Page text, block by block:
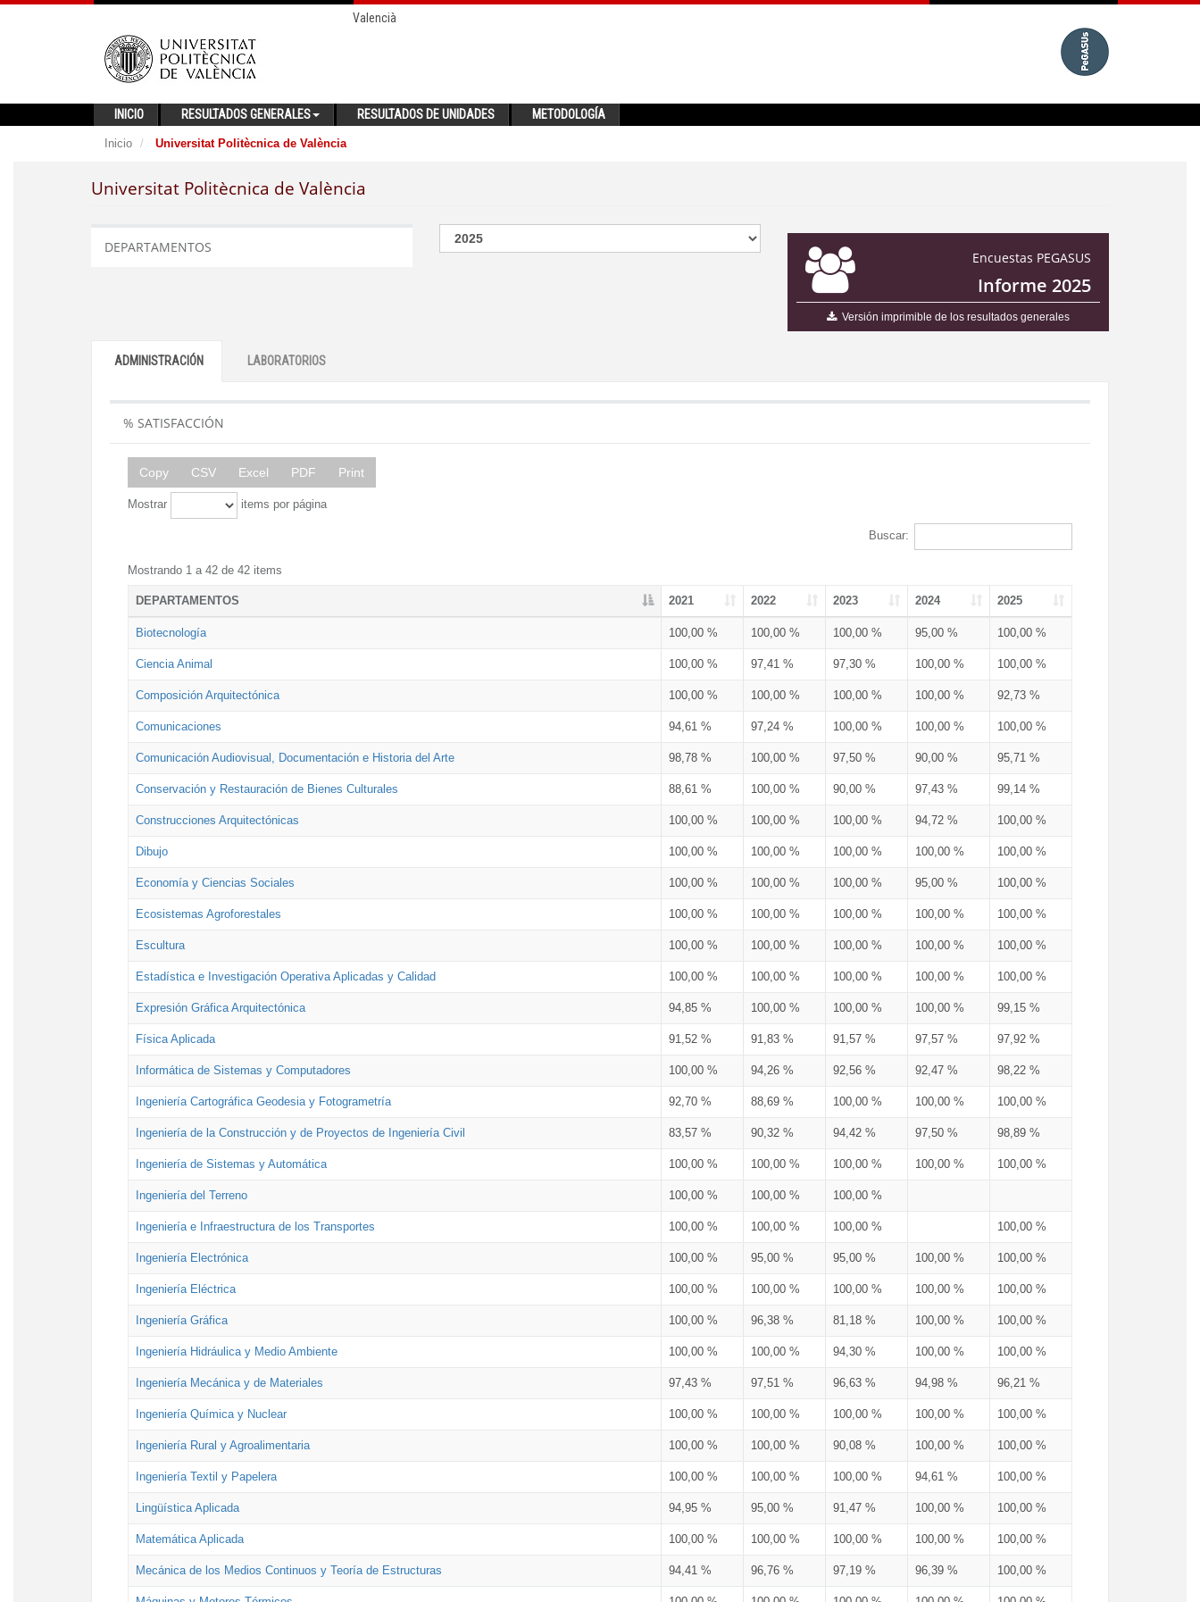
Valencià
INICIO RESULTADOS GENERALES RESULTADOS DE UNIDADES METODOLOGÍA
Inicio Universitat Politècnica de València
Universitat Politècnica de València
Encuestas PEGASUS
Informe 2025
Versión imprimible de los resultados generales
DEPARTAMENTOS
ADMINISTRACIÓN LABORATORIOS
% SATISFACCIÓN
Copy CSV Excel PDF Print
Mostrar items por página
Buscar:
Mostrando 1 a 42 de 42 items
DEPARTAMENTOS 2021 2022 2023 2024 2025
Biotecnología 100,00 % 100,00 % 100,00 % 95,00 % 100,00 %
Ciencia Animal 100,00 % 97,41 % 97,30 % 100,00 % 100,00 %
Composición Arquitectónica 100,00 % 100,00 % 100,00 % 100,00 % 92,73 %
Comunicaciones 94,61 % 97,24 % 100,00 % 100,00 % 100,00 %
Comunicación Audiovisual, Documentación e Historia del Arte 98,78 % 100,00 % 97,50 % 90,00 % 95,71 %
Conservación y Restauración de Bienes Culturales 88,61 % 100,00 % 90,00 % 97,43 % 99,14 %
Construcciones Arquitectónicas 100,00 % 100,00 % 100,00 % 94,72 % 100,00 %
Dibujo 100,00 % 100,00 % 100,00 % 100,00 % 100,00 %
Economía y Ciencias Sociales 100,00 % 100,00 % 100,00 % 95,00 % 100,00 %
Ecosistemas Agroforestales 100,00 % 100,00 % 100,00 % 100,00 % 100,00 %
Escultura 100,00 % 100,00 % 100,00 % 100,00 % 100,00 %
Estadística e Investigación Operativa Aplicadas y Calidad 100,00 % 100,00 % 100,00 % 100,00 % 100,00 %
Expresión Gráfica Arquitectónica 94,85 % 100,00 % 100,00 % 100,00 % 99,15 %
Física Aplicada 91,52 % 91,83 % 91,57 % 97,57 % 97,92 %
Informática de Sistemas y Computadores 100,00 % 94,26 % 92,56 % 92,47 % 98,22 %
Ingeniería Cartográfica Geodesia y Fotogrametría 92,70 % 88,69 % 100,00 % 100,00 % 100,00 %
Ingeniería de la Construcción y de Proyectos de Ingeniería Civil 83,57 % 90,32 % 94,42 % 97,50 % 98,89 %
Ingeniería de Sistemas y Automática 100,00 % 100,00 % 100,00 % 100,00 % 100,00 %
Ingeniería del Terreno 100,00 % 100,00 % 100,00 %
Ingeniería e Infraestructura de los Transportes 100,00 % 100,00 % 100,00 % 100,00 %
Ingeniería Electrónica 100,00 % 95,00 % 95,00 % 100,00 % 100,00 %
Ingeniería Eléctrica 100,00 % 100,00 % 100,00 % 100,00 % 100,00 %
Ingeniería Gráfica 100,00 % 96,38 % 81,18 % 100,00 % 100,00 %
Ingeniería Hidráulica y Medio Ambiente 100,00 % 100,00 % 94,30 % 100,00 % 100,00 %
Ingeniería Mecánica y de Materiales 97,43 % 97,51 % 96,63 % 94,98 % 96,21 %
Ingeniería Química y Nuclear 100,00 % 100,00 % 100,00 % 100,00 % 100,00 %
Ingeniería Rural y Agroalimentaria 100,00 % 100,00 % 90,08 % 100,00 % 100,00 %
Ingeniería Textil y Papelera 100,00 % 100,00 % 100,00 % 94,61 % 100,00 %
Lingüística Aplicada 94,95 % 95,00 % 91,47 % 100,00 % 100,00 %
Matemática Aplicada 100,00 % 100,00 % 100,00 % 100,00 % 100,00 %
Mecánica de los Medios Continuos y Teoría de Estructuras 94,41 % 96,76 % 97,19 % 96,39 % 100,00 %